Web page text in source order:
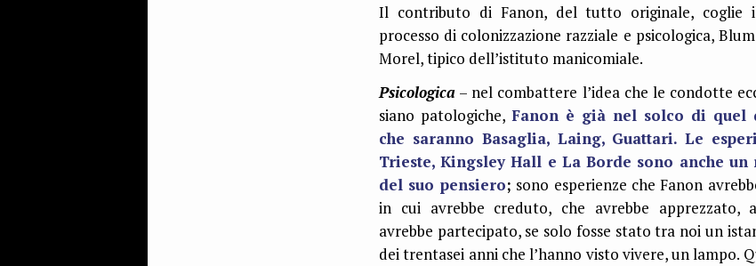
Il contributo di Fanon, del tutto originale, coglie
processo di colonizzazione razziale e psicologica,
Morel, tipico dell’istituto manicomiale.
Psicologica – nel combattere l’idea che le condotte
siano patologiche, Fanon è già nel solco di quel
che saranno Basaglia, Laing, Guattari. Le
Trieste, Kingsley Hall e La Borde sono anche un
del suo pensiero; sono esperienze che Fanon
in cui avrebbe creduto, che avrebbe apprezzato,
avrebbe partecipato, se solo fosse stato tra noi un
dei trentasei anni che l’hanno visto vivere, un lampo.